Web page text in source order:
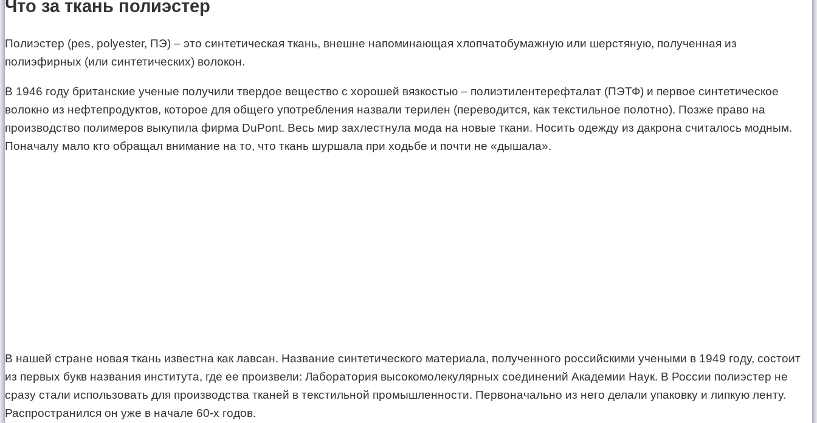
Что за ткань полиэстер
Полиэстер (pes, polyester, ПЭ) – это синтетическая ткань, внешне напоминающая хлопчатобумажную или шерстяную, полученная из
полиэфирных (или синтетических) волокон.
В 1946 году британские ученые получили твердое вещество с хорошей вязкостью – полиэтилентерефталат (ПЭТФ) и первое синтетическое
волокно из нефтепродуктов, которое для общего употребления назвали терилен (переводится, как текстильное полотно). Позже право на
производство полимеров выкупила фирма DuPont. Весь мир захлестнула мода на новые ткани. Носить одежду из дакрона считалось модным.
Поначалу мало кто обращал внимание на то, что ткань шуршала при ходьбе и почти не «дышала».
В нашей стране новая ткань известна как лавсан. Название синтетического материала, полученного российскими учеными в 1949 году, состоит
из первых букв названия института, где ее произвели: Лаборатория высокомолекулярных соединений Академии Наук. В России полиэстер не
сразу стали использовать для производства тканей в текстильной промышленности. Первоначально из него делали упаковку и липкую ленту.
Распространился он уже в начале 60-х годов.